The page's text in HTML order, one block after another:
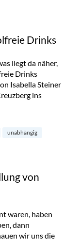
Drinks
liegt da näher,
Drinks
Isabella Steiner
ins
alkoholfreie Drinks“
unabhängig
von
waren, haben
dann
wir uns die